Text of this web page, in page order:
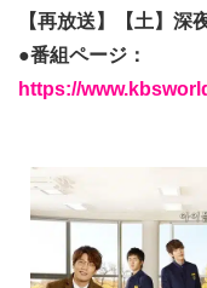
【再放送】【土】深
●番組ページ：
https://